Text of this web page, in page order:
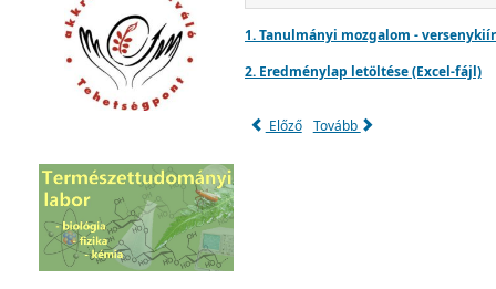
1. Tanulmányi mozgalom -
2. Eredménylap letöltése (Excel-fájl)
Előző Tovább